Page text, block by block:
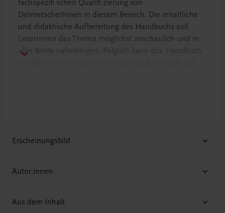
fachspezifi schen Qualifi zierung von
DolmetscherInnen in diesem Bereich. Die inhaltliche
und didaktische Aufbereitung des Handbuchs soll
LeserInnen das Thema möglichst anschaulich und in
aller Breite nahebringen. Folglich kann das Handbuch
Erscheinungsbild
Autor:innen
Aus dem Inhalt